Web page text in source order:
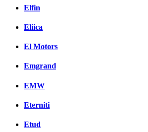
Elfin
Eliica
El Motors
Emgrand
EMW
Eterniti
Etud